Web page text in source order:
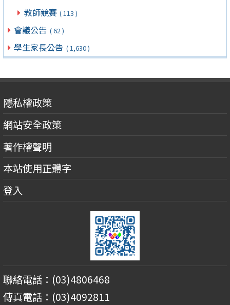
教師競賽 ( 113 )
會議公告 ( 62 )
學生家長公告 ( 1,630 )
隱私權政策
網站安全政策
著作權聲明
本站使用正體字
登入
聯絡電話：(03)4806468
傳真電話：(03)4092811